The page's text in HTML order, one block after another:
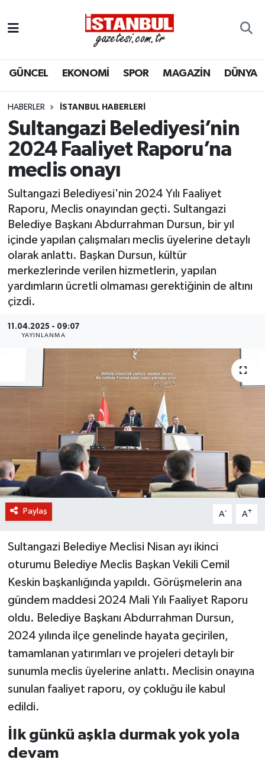
GÜNCEL EKONOMİ SPOR MAGAZİN DÜNYA
HABERLER İSTANBUL HABERLERI
Sultangazi Belediyesi’nin
2024 Faaliyet Raporu’na
meclis onayı
Sultangazi Belediyesi'nin 2024 Yılı Faaliyet
Raporu, Meclis onayından geçti. Sultangazi
Belediye Başkanı Abdurrahman Dursun, bir yıl
içinde yapılan çalışmaları meclis üyelerine detaylı
olarak anlattı. Başkan Dursun, kültür
merkezlerinde verilen hizmetlerin, yapılan
yardımların ücretli olmaması gerektiğinin de altını
çizdi.
11.04.2025 - 09:07
YAYINLANMA
Paylaş A- A+
Sultangazi Belediye Meclisi Nisan ayı ikinci
oturumu Belediye Meclis Başkan Vekili Cemil
Keskin başkanlığında yapıldı. Görüşmelerin ana
gündem maddesi 2024 Mali Yılı Faaliyet Raporu
oldu. Belediye Başkanı Abdurrahman Dursun,
2024 yılında ilçe genelinde hayata geçirilen,
tamamlanan yatırımları ve projeleri detaylı bir
sunumla meclis üyelerine anlattı. Meclisin onayına
sunulan faaliyet raporu, oy çokluğu ile kabul
edildi.
İlk günkü aşkla durmak yok yola
devam
EKONOMİ
İSTANBUL
DÜNYA
SPOR
MAGAZİN
KÜLTÜR SANAT
SAĞLIK
BİLİM VE TEKNOLOJİ
KURUMSAL
Nöbetçi Eczaneler
Hava Durumu
Trafik Durumu
Süper Lig Puan Durumu ve Fikstür
Tüm Manşetler
Son Dakika Haberleri
Haber Arşivi